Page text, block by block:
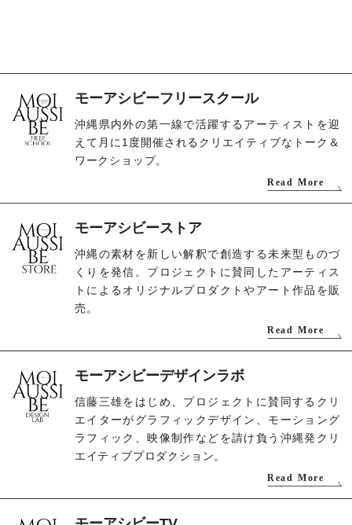
モーアシビーフリースクール
沖縄県内外の第一線で活躍するアーティストを迎
えて月に1度開催されるクリエイティブなトーク＆
ワークショップ。
Read More
モーアシビーストア
沖縄の素材を新しい解釈で創造する未来型ものづ
くりを発信。プロジェクトに賛同したアーティス
トによるオリジナルプロダクトやアート作品を販
売。
Read More
モーアシビーデザインラボ
信藤三雄をはじめ、プロジェクトに賛同するクリ
エイターがグラフィックデザイン、モーショング
ラフィック、映像制作などを請け負う沖縄発クリ
エイティブプロダクション。
Read More